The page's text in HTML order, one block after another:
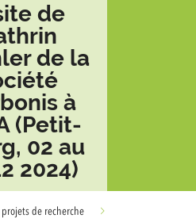
de
de la
à
(Petit-
02 au
2024)
de recherche